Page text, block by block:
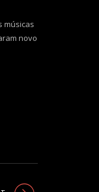
músicas
novo